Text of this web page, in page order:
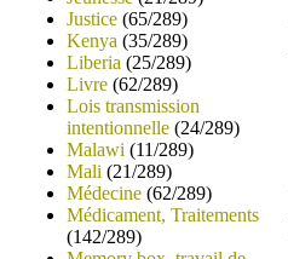
Justice (65/289)
Kenya (35/289)
Liberia (25/289)
Livre (62/289)
Lois transmission
intentionnelle (24/289)
Malawi (11/289)
Mali (21/289)
Médecine (62/289)
Médicament, Traitements
(142/289)